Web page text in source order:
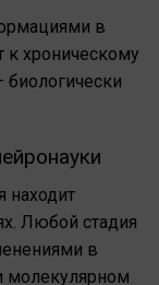
в
к хроническому
находит
Любой стадия
в
молекулярном